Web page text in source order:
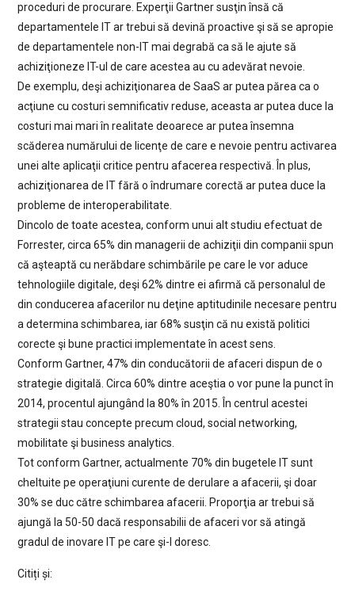
proceduri de procurare. Experţii Gartner susţin însă că
departamentele IT ar trebui să devină proactive şi să se apropie
de departamentele non-IT mai degrabă ca să le ajute să
achiziţioneze IT-ul de care acestea au cu adevărat nevoie.
De exemplu, deşi achiziţionarea de SaaS ar putea părea ca o
acţiune cu costuri semnificativ reduse, aceasta ar putea duce la
costuri mai mari în realitate deoarece ar putea însemna
scăderea numărului de licenţe de care e nevoie pentru activarea
unei alte aplicaţii critice pentru afacerea respectivă. În plus,
achiziţionarea de IT fără o îndrumare corectă ar putea duce la
probleme de interoperabilitate.
Dincolo de toate acestea, conform unui alt studiu efectuat de
Forrester, circa 65% din managerii de achiziţii din companii spun
că aşteaptă cu nerăbdare schimbările pe care le vor aduce
tehnologiile digitale, deşi 62% dintre ei afirmă că personalul de
din conducerea afacerilor nu deţine aptitudinile necesare pentru
a determina schimbarea, iar 68% susţin că nu există politici
corecte şi bune practici implementate în acest sens.
Conform Gartner, 47% din conducătorii de afaceri dispun de o
strategie digitală. Circa 60% dintre aceştia o vor pune la punct în
2014, procentul ajungând la 80% în 2015. În centrul acestei
strategii stau concepte precum cloud, social networking,
mobilitate şi business analytics.
Tot conform Gartner, actualmente 70% din bugetele IT sunt
cheltuite pe operaţiuni curente de derulare a afacerii, şi doar
30% se duc către schimbarea afacerii. Proporţia ar trebui să
ajungă la 50-50 dacă responsabilii de afaceri vor să atingă
gradul de inovare IT pe care şi-l doresc.
Citiți și: